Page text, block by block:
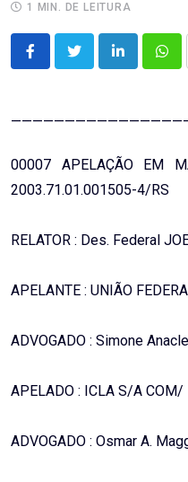
1 MIN. DE LEITURA
LinkedIn
00007 APELAÇÃO EM
2003.71.01.001505-4/RS
RELATOR : Des. Federal
APELANTE : UNIÃO
ADVOGADO : Simone
APELADO : ICLA S/A
ADVOGADO : Osmar A.